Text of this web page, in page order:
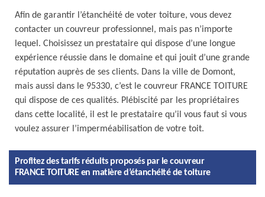
Afin de garantir l’étanchéité de voter toiture, vous devez
contacter un couvreur professionnel, mais pas n’importe
lequel. Choisissez un prestataire qui dispose d’une longue
expérience réussie dans le domaine et qui jouit d’une grande
réputation auprès de ses clients. Dans la ville de Domont,
mais aussi dans le 95330, c’est le couvreur FRANCE TOITURE
qui dispose de ces qualités. Plébiscité par les propriétaires
dans cette localité, il est le prestataire qu’il vous faut si vous
voulez assurer l’imperméabilisation de votre toit.
Profitez des tarifs réduits proposés par le couvreur
FRANCE TOITURE en matière d’étanchéité de toiture